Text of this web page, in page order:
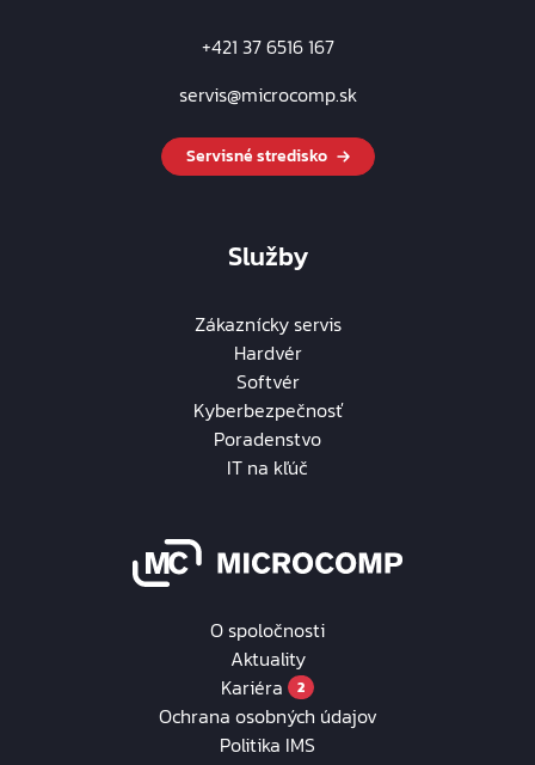
+421 37 6516 167
servis@microcomp.sk
Servisné stredisko
Služby
Zákaznícky servis
Hardvér
Softvér
Kyberbezpečnosť
Poradenstvo
IT na kľúč
O spoločnosti
Aktuality
Kariéra
2
Ochrana osobných údajov
Politika IMS